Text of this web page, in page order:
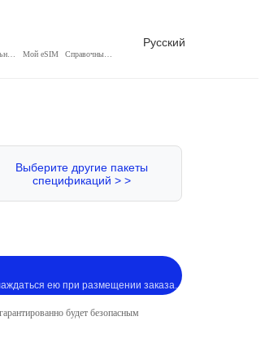
Мой eSIM
Русский
Выберите другие пакеты
спецификаций > >
ею при размещении заказа.
будет безопасным